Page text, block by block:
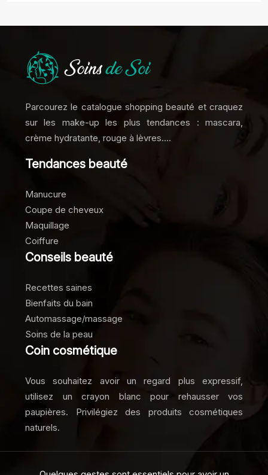
Parcourez le catalogue shopping beauté et craquez
sur les make-up les plus tendances : mascara,
crème hydratante, rouge à lèvres….
Tendances beauté
Manucure
Coupe de cheveux
Maquillage
Coiffure
Conseils beauté
Recettes saines
Bienfaits du bain
Automassage/massage
Soins de la peau
Coin cosmétique
Vous souhaitez avoir un regard plus expressif,
utilisez un crayon blanc pour rehausser vos
paupières. Privilégiez des produits cosmétiques
naturels.